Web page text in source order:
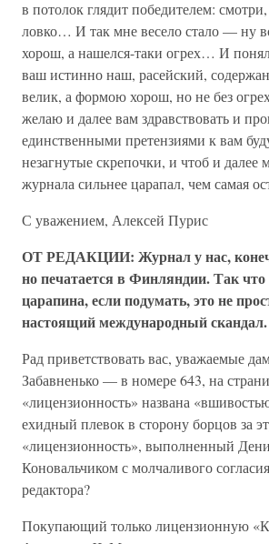
в потолок глядит победителем:
ловко… И так мне весело стало — ну
хорош, а нашелся-таки огрех… И
ваш истинно наш, расейский,
велик, а формою хорош, но не без
желаю и далее вам здравствовать и
единственными претензиями к вам
незагнутые скрепочки, и чтоб и далее
журнала сильнее царапал, чем самая
С уважением, Алексей Пурис
ОТ РЕДАКЦИИ: Журнал у нас,
но печатается в Финляндии. Так
царапина, если подумать, это не
настоящий международный скандал.
Рад приветствовать вас, уважаемые
Забавненько — в номере 643, на
«лицензионность» названа
ехидный плевок в сторону борцов за
«лицензионность», выполненный
Коновальчиком с молчаливого
редактора?
Покупающий только лицензионную